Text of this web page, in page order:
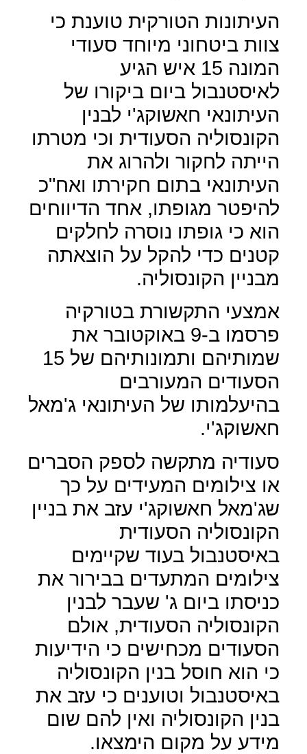
העיתונות הטורקית טוענת כי
צוות ביטחוני מיוחד סעודי
המונה 15 איש הגיע
לאיסטנבול ביום ביקורו של
העיתונאי חאשוקג'י לבנין
הקונסוליה הסעודית וכי מטרתו
הייתה לחקור ולהרוג את
העיתונאי בתום חקירתו ואח"כ
להיפטר מגופתו, אחד הדיווחים
הוא כי גופתו נוסרה לחלקים
קטנים כדי להקל על הוצאתה
מבניין הקונסוליה.
אמצעי התקשורת בטורקיה
פרסמו ב-9 באוקטובר את
שמותיהם ותמונותיהם של 15
הסעודים המעורבים
בהיעלמותו של העיתונאי ג'מאל
חאשוקג'י.
סעודיה מתקשה לספק הסברים
או צילומים המעידים על כך
שג'מאל חאשוקג'י עזב את בניין
הקונסוליה הסעודית
באיסטנבול בעוד שקיימים
צילומים המתעדים בבירור את
כניסתו ביום ג' שעבר לבנין
הקונסוליה הסעודית, אולם
הסעודים מכחישים כי הידיעות
כי הוא חוסל בנין הקונסוליה
באיסטנבול וטוענים כי עזב את
בנין הקונסוליה ואין להם שום
מידע על מקום הימצאו.